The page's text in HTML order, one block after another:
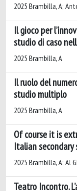
2025 Brambilla, A;
Il gioco per
studio di caso
2025 Brambilla, A
Il ruolo del
studio multiplo
2025 Brambilla, A
Of course it is
Italian secondary
2025 Brambilla, A; Al
Teatro Incontro.